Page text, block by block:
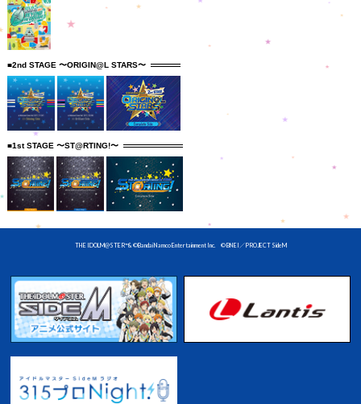
■2nd STAGE 〜ORIGIN@L STARS〜
■1st STAGE 〜ST@RTING!〜
THE IDOLM@STER™& ©Bandai Namco Entertainment Inc. © BNEI／PROJECT SideM